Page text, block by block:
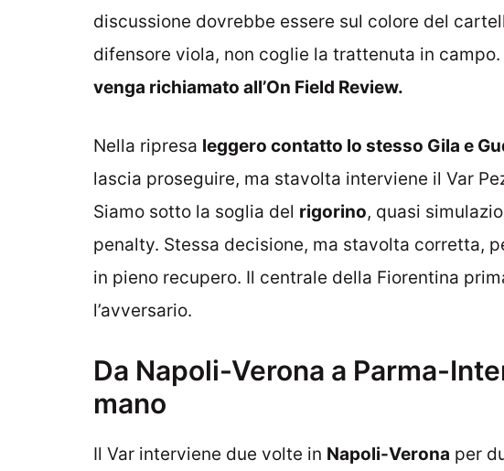
discussione dovrebbe essere sul colore del
difensore viola, non coglie la trattenuta in campo.
venga richiamato all’On Field Review.
Nella ripresa leggero contatto lo stesso Gila e
lascia proseguire, ma stavolta interviene il Var
Siamo sotto la soglia del rigorino, quasi
penalty. Stessa decisione, ma stavolta corretta,
in pieno recupero. Il centrale della Fiorentina
l’avversario.
Da Napoli-Verona a Parma-
mano
Il Var interviene due volte in Napoli-Verona per